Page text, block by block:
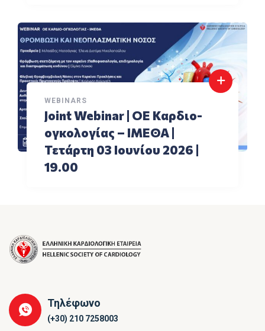
WEBINARS
Joint Webinar | ΟΕ Καρδιο-
ογκολογίας – ΙΜΕΘΑ |
Τετάρτη 03 Ιουνίου 2026 |
19.00
Τηλέφωνο
(+30) 210 7258003